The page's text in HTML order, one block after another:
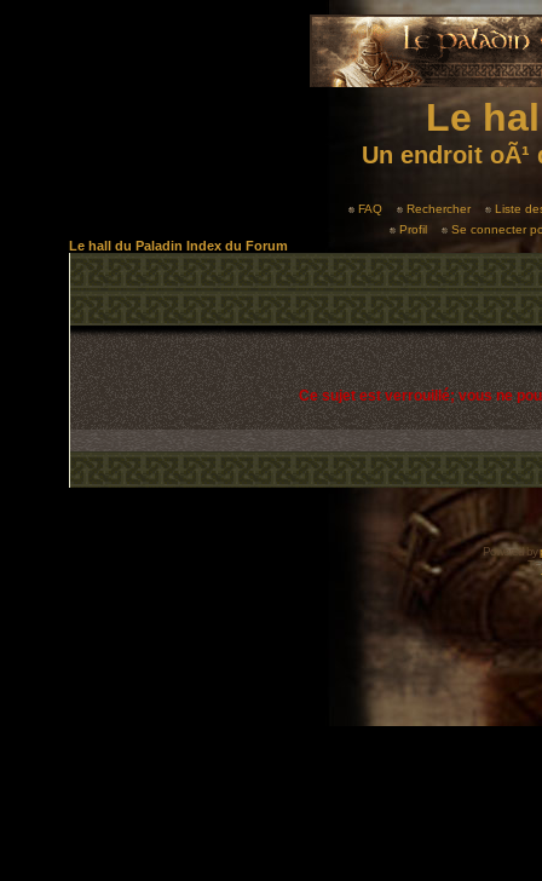
Le
Un endroit
FAQ Rechercher
Liste
Profil
Se connecter
Le hall du Paladin Index du Forum
Ce sujet est verrouillé; vous ne
Powered by